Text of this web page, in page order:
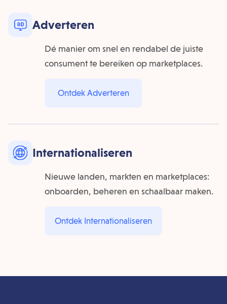
Adverteren
Dé manier om snel en rendabel de juiste
consument te bereiken op marketplaces.
Ontdek Adverteren
Inter­nationaliseren
Nieuwe landen, markten en marketplaces:
onboarden, beheren en schaalbaar maken.
Ontdek Inter­nationaliseren